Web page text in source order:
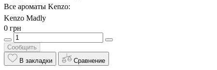
Все ароматы Kenzo:
Kenzo Madly
0 грн
Сообщить
В закладки
Сравнение